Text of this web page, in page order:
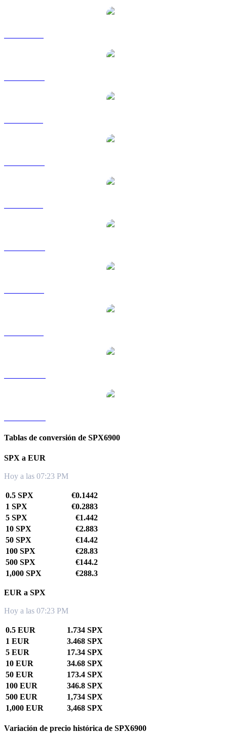
Tablas de conversión de SPX6900
SPX a EUR
Hoy a las 07:23 PM
0.5 SPX
€0.1442
1 SPX
€0.2883
5 SPX
€1.442
10 SPX
€2.883
50 SPX
€14.42
100 SPX
€28.83
500 SPX
€144.2
1,000 SPX
€288.3
EUR a SPX
Hoy a las 07:23 PM
0.5 EUR
1.734 SPX
1 EUR
3.468 SPX
5 EUR
17.34 SPX
10 EUR
34.68 SPX
50 EUR
173.4 SPX
100 EUR
346.8 SPX
500 EUR
1,734 SPX
1,000 EUR
3,468 SPX
Variación de precio histórica de SPX6900